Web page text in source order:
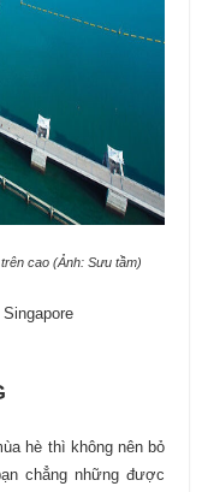
cao (Ảnh: Sưu tầm)
hè thì không nên bỏ
chẳng những được